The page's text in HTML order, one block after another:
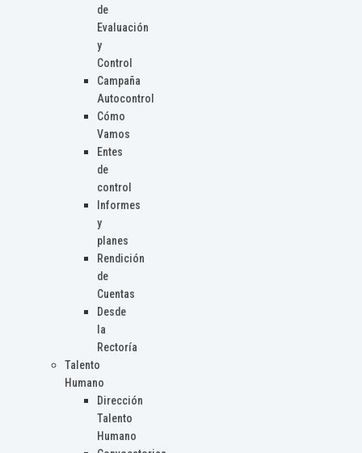
de
Evaluación
y
Control
Campaña
Autocontrol
Cómo
Vamos
Entes
de
control
Informes
y
planes
Rendición
de
Cuentas
Desde
la
Rectoría
Talento
Humano
Dirección
Talento
Humano